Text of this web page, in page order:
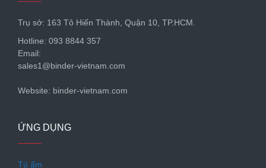
Trụ sở: 163 Tô Hiến Thành, Quận 10, TP.HCM.
Hotline: 093 8844 357
Email:
sales1@binder-vietnam.com
Website: binder-vietnam.com
ỨNG DỤNG
Tủ ấm